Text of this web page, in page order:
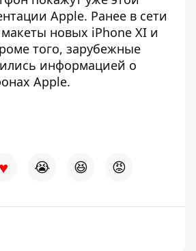
Apple. Ранее в сети
новых iPhone XI и
того, зарубежные
информацией о
Apple.
♥ 😭 😆 😡